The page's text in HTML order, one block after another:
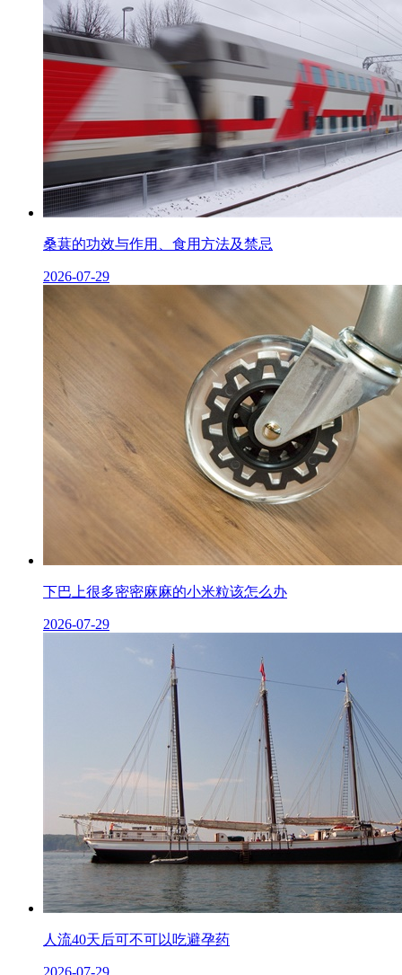
桑葚的功效与作用、食用方法及禁忌
2026-07-29
下巴上很多密密麻麻的小米粒该怎么办
2026-07-29
人流40天后可不可以吃避孕药